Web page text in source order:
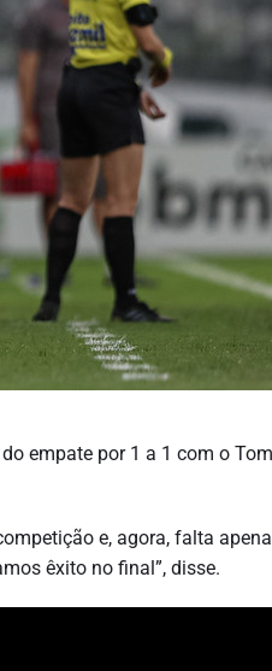
empate por 1 a 1 com o
e, agora, falta
êxito no final”, disse.